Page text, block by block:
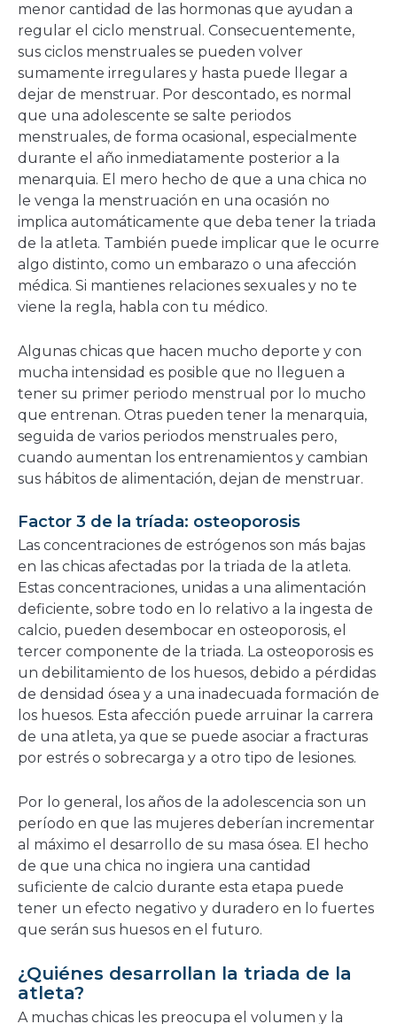
menor cantidad de las hormonas que ayudan a
regular el ciclo menstrual. Consecuentemente,
sus ciclos menstruales se pueden volver
sumamente irregulares y hasta puede llegar a
dejar de menstruar. Por descontado, es normal
que una adolescente se salte periodos
menstruales, de forma ocasional, especialmente
durante el año inmediatamente posterior a la
menarquia. El mero hecho de que a una chica no
le venga la menstruación en una ocasión no
implica automáticamente que deba tener la triada
de la atleta. También puede implicar que le ocurre
algo distinto, como un embarazo o una afección
médica. Si mantienes relaciones sexuales y no te
viene la regla, habla con tu médico.
Algunas chicas que hacen mucho deporte y con
mucha intensidad es posible que no lleguen a
tener su primer periodo menstrual por lo mucho
que entrenan. Otras pueden tener la menarquia,
seguida de varios periodos menstruales pero,
cuando aumentan los entrenamientos y cambian
sus hábitos de alimentación, dejan de menstruar.
Factor 3 de la tríada: osteoporosis
Las concentraciones de estrógenos son más bajas
en las chicas afectadas por la triada de la atleta.
Estas concentraciones, unidas a una alimentación
deficiente, sobre todo en lo relativo a la ingesta de
calcio, pueden desembocar en osteoporosis, el
tercer componente de la triada. La osteoporosis es
un debilitamiento de los huesos, debido a pérdidas
de densidad ósea y a una inadecuada formación de
los huesos. Esta afección puede arruinar la carrera
de una atleta, ya que se puede asociar a fracturas
por estrés o sobrecarga y a otro tipo de lesiones.
Por lo general, los años de la adolescencia son un
período en que las mujeres deberían incrementar
al máximo el desarrollo de su masa ósea. El hecho
de que una chica no ingiera una cantidad
suficiente de calcio durante esta etapa puede
tener un efecto negativo y duradero en lo fuertes
que serán sus huesos en el futuro.
¿Quiénes desarrollan la triada de la
atleta?
A muchas chicas les preocupa el volumen y la